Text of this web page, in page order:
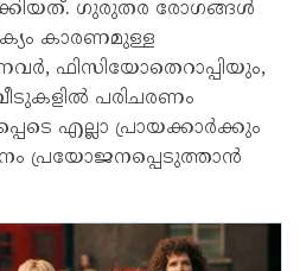
ഗുരുതര രോഗങ്ങൾ
കാരണമുള്ള
ഫിസിയോതെറാപ്പിയും,
പരിചരണം
എല്ലാ പ്രായക്കാർക്കും
പ്രയോജനപ്പെടുത്താൻ